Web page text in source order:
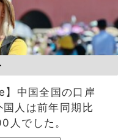
中国全国の口岸
人は前年同期比
人でした。